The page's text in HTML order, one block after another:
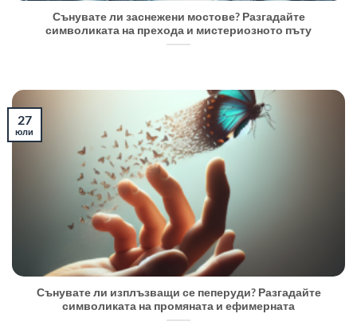
Сънувате ли заснежени мостове? Разгадайте
символиката на прехода и мистериозното пъту
Сънувате ли изплъзващи се пеперуди? Разгадайте
символиката на промяната и ефимерната
27
юли